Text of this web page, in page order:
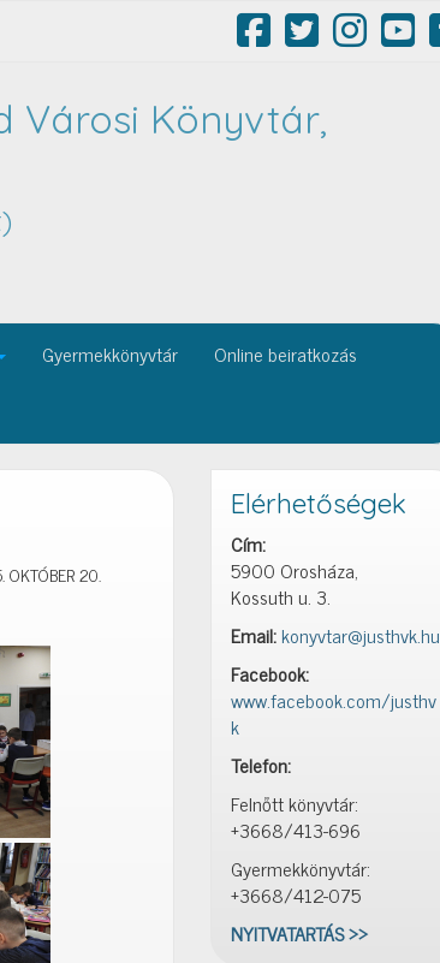
Városi Könyvtár,
Gyermekkönyvtár
Online beiratkozás
OKTÓBER 20.
Elérhetőségek
Cím:
5900 Orosháza,
Kossuth u. 3.
Email:konyvtar@justhvk.hu
Facebook:
www.facebook.com/justhv
k
Telefon:
Felnőtt könyvtár:
+3668/413-696
Gyermekkönyvtár:
+3668/412-075
NYITVATARTÁS >>